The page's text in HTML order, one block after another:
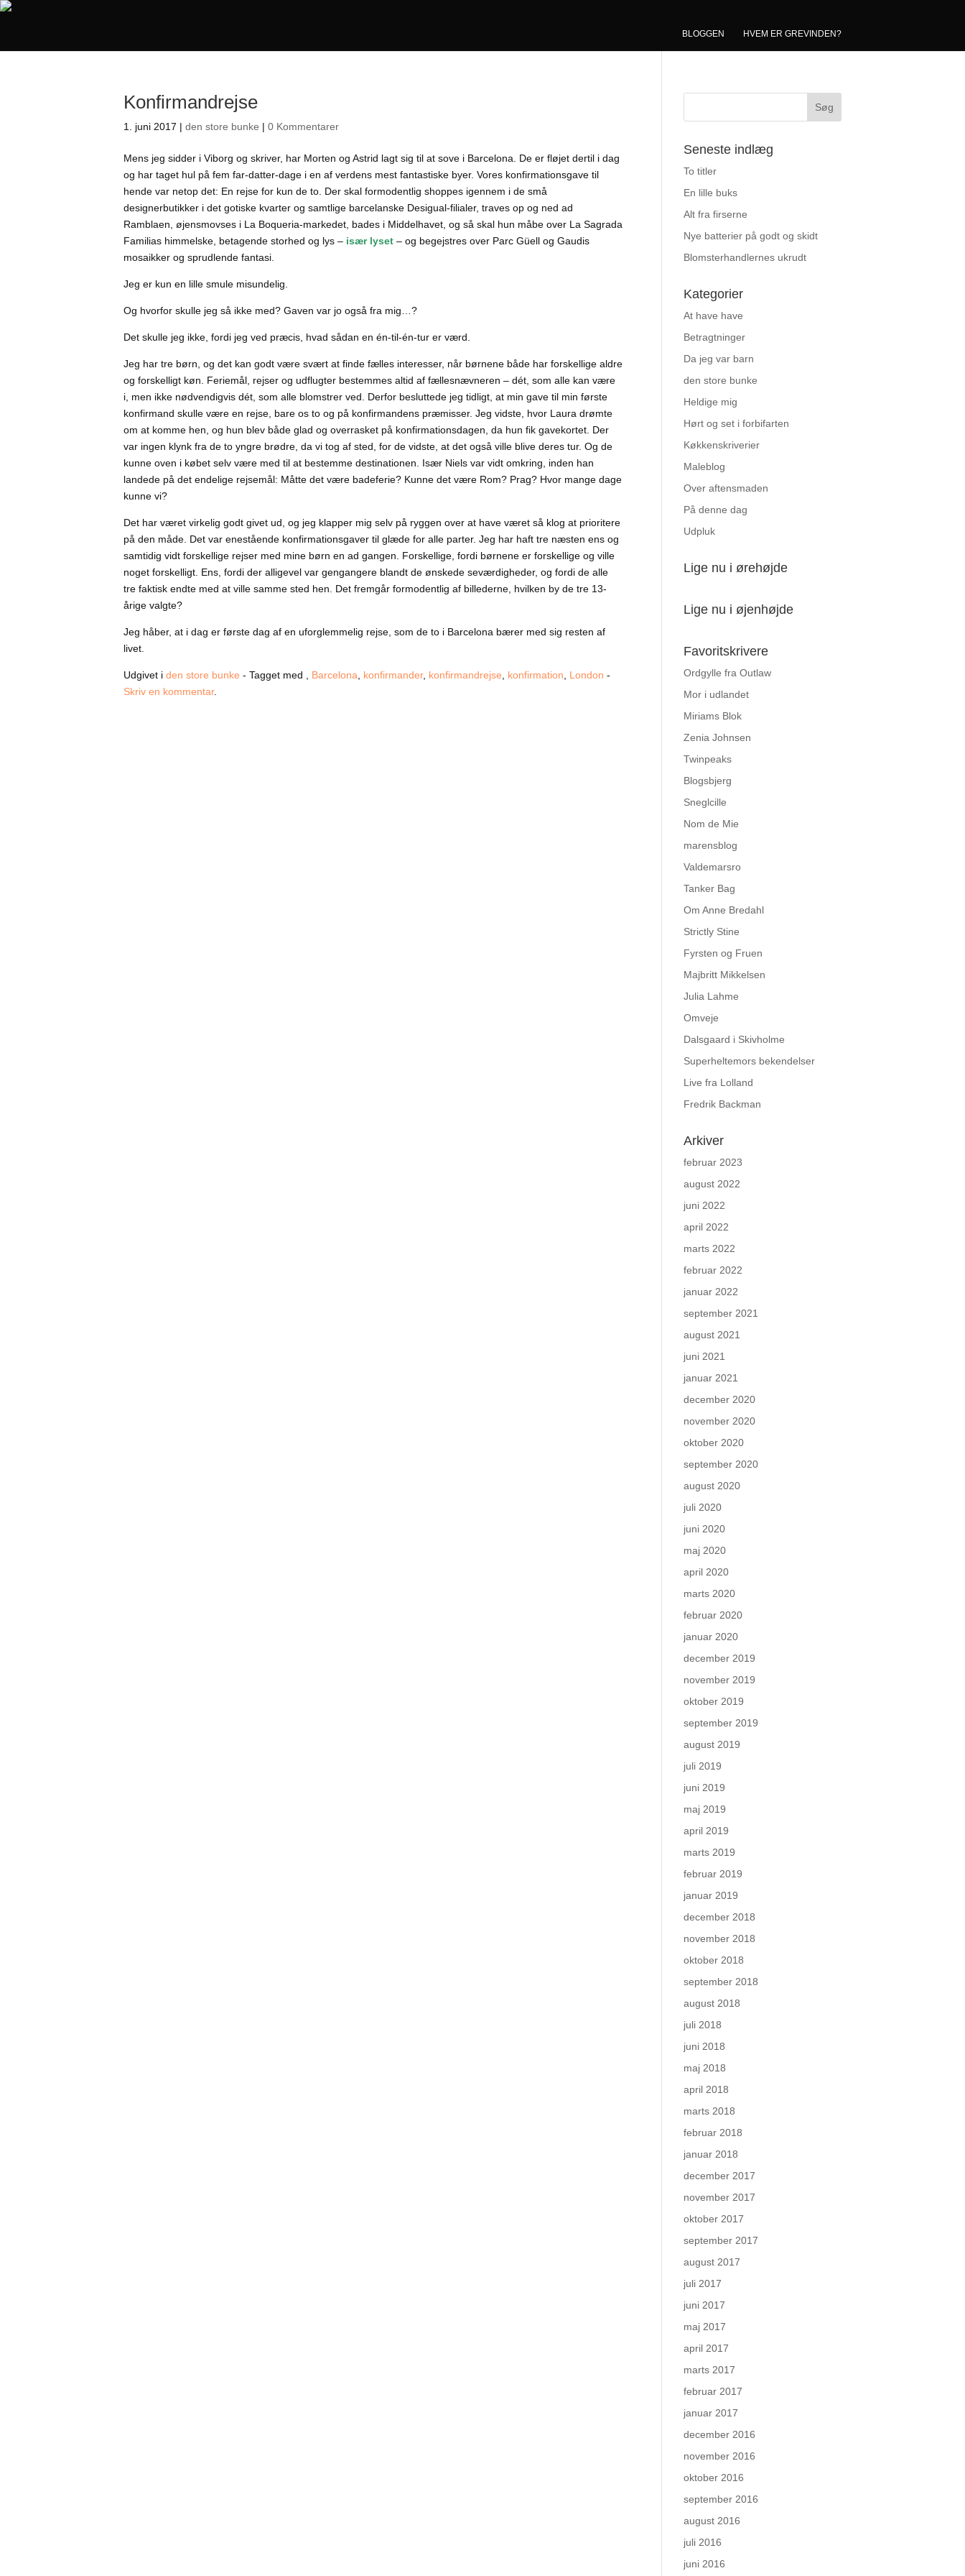
BLOGGEN HVEM ER GREVINDEN?
Konfirmandrejse
1. juni 2017 | den store bunke | 0 Kommentarer
Mens jeg sidder i Viborg og skriver, har Morten og Astrid lagt sig til at sove i Barcelona. De er fløjet dertil i dag
og har taget hul på fem far-datter-dage i en af verdens mest fantastiske byer. Vores konfirmationsgave til
hende var netop det: En rejse for kun de to. Der skal formodentlig shoppes igennem i de små
designerbutikker i det gotiske kvarter og samtlige barcelanske Desigual-filialer, traves op og ned ad
Ramblaen, øjensmovses i La Boqueria-markedet, bades i Middelhavet, og så skal hun måbe over La Sagrada
Familias himmelske, betagende storhed og lys – især lyset – og begejstres over Parc Güell og Gaudis
mosaikker og sprudlende fantasi.
Jeg er kun en lille smule misundelig.
Og hvorfor skulle jeg så ikke med? Gaven var jo også fra mig…?
Det skulle jeg ikke, fordi jeg ved præcis, hvad sådan en én-til-én-tur er værd.
Jeg har tre børn, og det kan godt være svært at finde fælles interesser, når børnene både har forskellige aldre
og forskelligt køn. Feriemål, rejser og udflugter bestemmes altid af fællesnævneren – dét, som alle kan være
i, men ikke nødvendigvis dét, som alle blomstrer ved. Derfor besluttede jeg tidligt, at min gave til min første
konfirmand skulle være en rejse, bare os to og på konfirmandens præmisser. Jeg vidste, hvor Laura drømte
om at komme hen, og hun blev både glad og overrasket på konfirmationsdagen, da hun fik gavekortet. Der
var ingen klynk fra de to yngre brødre, da vi tog af sted, for de vidste, at det også ville blive deres tur. Og de
kunne oven i købet selv være med til at bestemme destinationen. Især Niels var vidt omkring, inden han
landede på det endelige rejsemål: Måtte det være badeferie? Kunne det være Rom? Prag? Hvor mange dage
kunne vi?
Det har været virkelig godt givet ud, og jeg klapper mig selv på ryggen over at have været så klog at prioritere
på den måde. Det var enestående konfirmationsgaver til glæde for alle parter. Jeg har haft tre næsten ens og
samtidig vidt forskellige rejser med mine børn en ad gangen. Forskellige, fordi børnene er forskellige og ville
noget forskelligt. Ens, fordi der alligevel var gengangere blandt de ønskede seværdigheder, og fordi de alle
tre faktisk endte med at ville samme sted hen. Det fremgår formodentlig af billederne, hvilken by de tre 13-
årige valgte?
Jeg håber, at i dag er første dag af en uforglemmelig rejse, som de to i Barcelona bærer med sig resten af
livet.
Udgivet i den store bunke - Tagget med , Barcelona konfirmander, konfirmandrejse konfirmation London -
Skriv en kommentar.
Seneste indlæg
To titler
En lille buks
Alt fra firserne
Nye batterier på godt og skidt
Blomsterhandlernes ukrudt
Kategorier
At have have
Betragtninger
Da jeg var barn
den store bunke
Heldige mig
Hørt og set i forbifarten
Køkkenskriverier
Maleblog
Over aftensmaden
På denne dag
Udpluk
Lige nu i ørehøjde
Lige nu i øjenhøjde
Favoritskrivere
Ordgylle fra Outlaw
Mor i udlandet
Miriams Blok
Zenia Johnsen
Twinpeaks
Blogsbjerg
Sneglcille
Nom de Mie
marensblog
Valdemarsro
Tanker Bag
Om Anne Bredahl
Strictly Stine
Fyrsten og Fruen
Majbritt Mikkelsen
Julia Lahme
Omveje
Dalsgaard i Skivholme
Superheltemors bekendelser
Live fra Lolland
Fredrik Backman
Arkiver
februar 2023
august 2022
juni 2022
april 2022
marts 2022
februar 2022
januar 2022
september 2021
august 2021
juni 2021
januar 2021
december 2020
november 2020
oktober 2020
september 2020
august 2020
juli 2020
juni 2020
maj 2020
april 2020
marts 2020
februar 2020
januar 2020
december 2019
november 2019
oktober 2019
september 2019
august 2019
juli 2019
juni 2019
maj 2019
april 2019
marts 2019
februar 2019
januar 2019
december 2018
november 2018
oktober 2018
september 2018
august 2018
juli 2018
juni 2018
maj 2018
april 2018
marts 2018
februar 2018
januar 2018
december 2017
november 2017
oktober 2017
september 2017
august 2017
juli 2017
juni 2017
maj 2017
april 2017
marts 2017
februar 2017
januar 2017
december 2016
november 2016
oktober 2016
september 2016
august 2016
juli 2016
juni 2016